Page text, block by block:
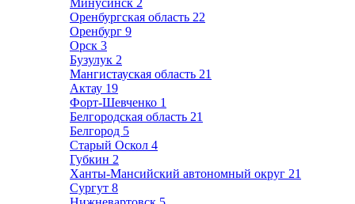
Минусинск 2
Оренбургская область 22
Оренбург 9
Орск 3
Бузулук 2
Мангистауская область 21
Актау 19
Форт-Шевченко 1
Белгородская область 21
Белгород 5
Старый Оскол 4
Губкин 2
Ханты-Мансийский автономный округ 21
Сургут 8